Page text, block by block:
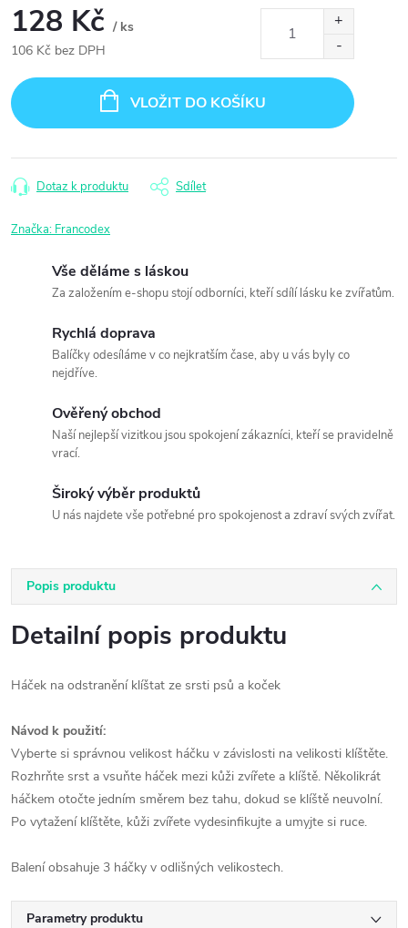
128 Kč / ks
106 Kč bez DPH
cena:
VLOŽIT DO KOŠÍKU
Dotaz k produktu Sdílet
Značka: Francodex
Vše děláme s láskou
Za založením e-shopu stojí odborníci, kteří sdílí lásku ke zvířatům.
Rychlá doprava
Balíčky odesíláme v co nejkratším čase, aby u vás byly co
nejdříve.
Ověřený obchod
Naší nejlepší vizitkou jsou spokojení zákazníci, kteří se pravidelně
vrací.
Široký výběr produktů
U nás najdete vše potřebné pro spokojenost a zdraví svých zvířat.
Popis produktu
Detailní popis produktu
Háček na odstranění klíštat ze srsti psů a koček
Návod k použití:
Vyberte si správnou velikost háčku v závislosti na velikosti klíštěte.
Rozhrňte srst a vsuňte háček mezi kůži zvířete a klíště. Několikrát
háčkem otočte jedním směrem bez tahu, dokud se klíště neuvolní.
Po vytažení klíštěte, kůži zvířete vydesinfikujte a umyjte si ruce.
Balení obsahuje 3 háčky v odlišných velikostech.
Parametry produktu